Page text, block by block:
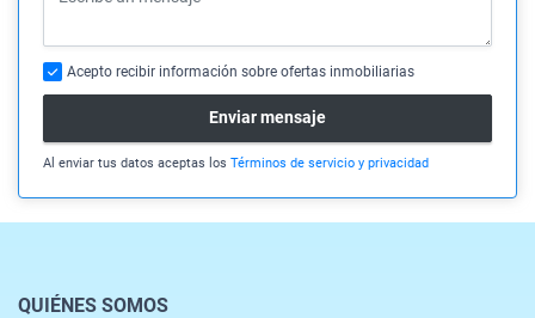
Acepto recibir información sobre ofertas inmobiliarias
Enviar mensaje
Al enviar tus datos aceptas los Términos de servicio y privacidad
QUIÉNES SOMOS